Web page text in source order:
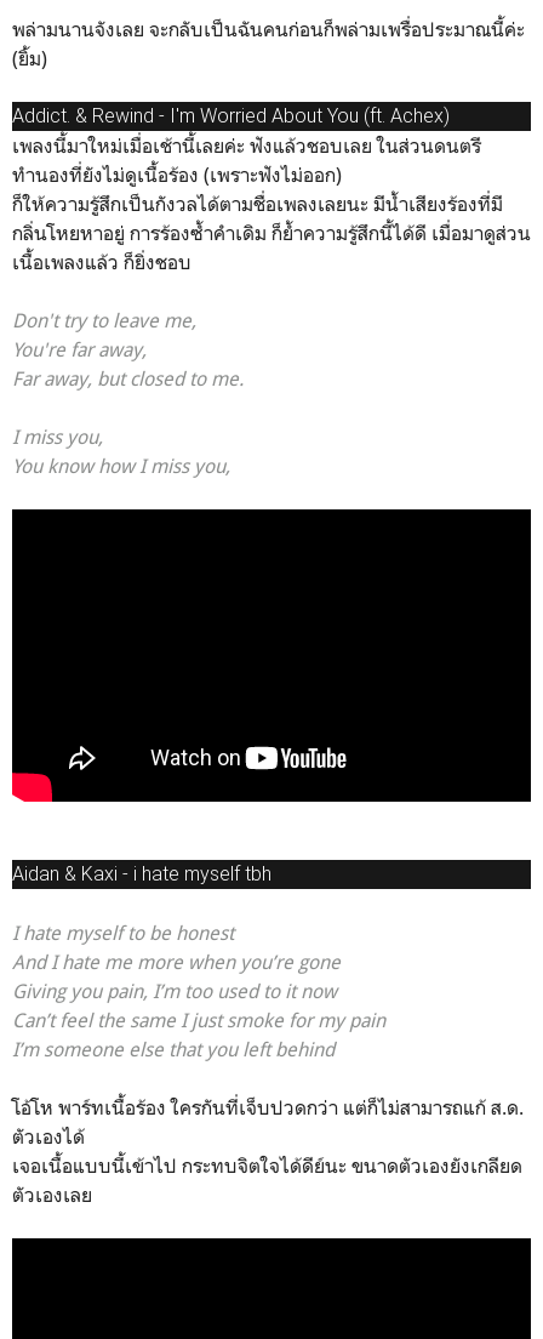
พล่ามนานจังเลย จะกลับเป็นฉันคนก่อนก็พล่ามเพรื่อประมาณนี้ค่ะ
(ยิ้ม)
Addict. & Rewind - I'm Worried About You (ft. Achex)
เพลงนี้มาใหม่เมื่อเช้านี้เลยค่ะ ฟังแล้วชอบเลย ในส่วนดนตรี
ทำนองที่ยังไม่ดูเนื้อร้อง (เพราะฟังไม่ออก)
ก็ให้ความรู้สึกเป็นกังวลได้ตามชื่อเพลงเลยนะ มีน้ำเสียงร้องที่มี
กลิ่นโหยหาอยู่ การร้องซ้ำคำเดิม ก็ย้ำความรู้สึกนี้ได้ดี เมื่อมาดูส่วน
เนื้อเพลงแล้ว ก็ยิ่งชอบ
Don't try to leave me,
You're far away,
Far away, but closed to me.
I miss you,
You know how I miss you,
Aidan & Kaxi - i hate myself tbh
I hate myself to be honest
And I hate me more when you’re gone
Giving you pain, I’m too used to it now
Can’t feel the same I just smoke for my pain
I’m someone else that you left behind
โอ้โห พาร์ทเนื้อร้อง ใครกันที่เจ็บปวดกว่า แต่ก็ไม่สามารถแก้ ส.ด.
ตัวเองได้
เจอเนื้อแบบนี้เข้าไป กระทบจิตใจได้ดีย์นะ ขนาดตัวเองยังเกลียด
ตัวเองเลย